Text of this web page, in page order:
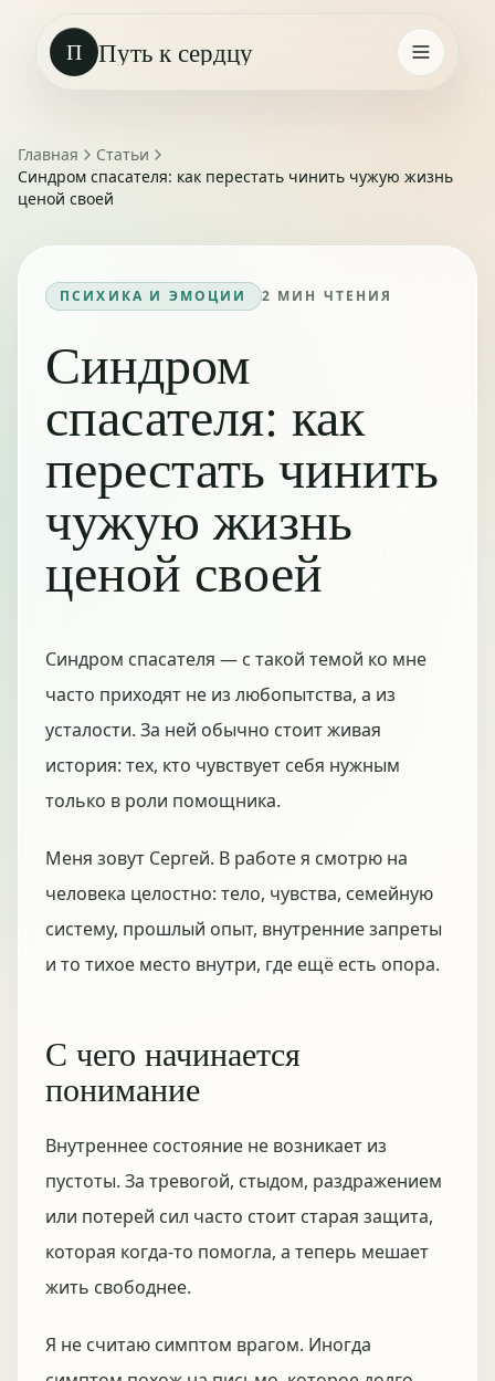
П Путь к сердцу
Главная
Статьи
Синдром спасателя: как перестать чинить чужую жизнь
ценой своей
ПСИХИКА И ЭМОЦИИ 2 МИН ЧТЕНИЯ
Синдром
спасателя: как
перестать чинить
чужую жизнь
ценой своей
Синдром спасателя — с такой темой ко мне
часто приходят не из любопытства, а из
усталости. За ней обычно стоит живая
история: тех, кто чувствует себя нужным
только в роли помощника.
Меня зовут Сергей. В работе я смотрю на
человека целостно: тело, чувства, семейную
систему, прошлый опыт, внутренние запреты
и то тихое место внутри, где ещё есть опора.
С чего начинается
понимание
Внутреннее состояние не возникает из
пустоты. За тревогой, стыдом, раздражением
или потерей сил часто стоит старая защита,
которая когда-то помогла, а теперь мешает
жить свободнее.
Я не считаю симптом врагом. Иногда